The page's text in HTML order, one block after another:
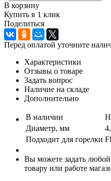
В корзину
Купить в 1 клик
Поделиться
Перед оплатой уточните
Характеристики
Отзывы о товаре
Задать вопрос
Наличие на складе
Дополнительно
В наличии
Диаметр, мм
Подходит для горелки
Вы можете задать
товару или работе